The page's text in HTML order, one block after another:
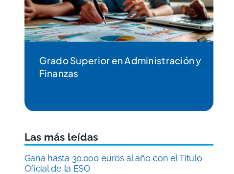
Grado Superior en Administración y
Finanzas
Las más leídas
Gana hasta 30.000 euros al año con el Título
Oficial de la ESO